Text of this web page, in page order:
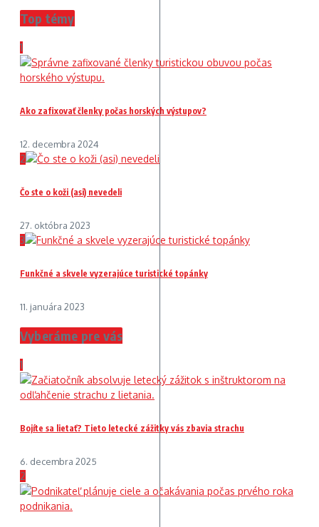
Top témy
1
Ako zafixovať členky počas horských výstupov?
12. decembra 2024
2
Čo ste o koži (asi) nevedeli
27. októbra 2023
3
Funkčné a skvele vyzerajúce turistické topánky
11. januára 2023
Vyberáme pre vás
1
Bojíte sa lietať? Tieto letecké zážitky vás zbavia strachu
6. decembra 2025
2